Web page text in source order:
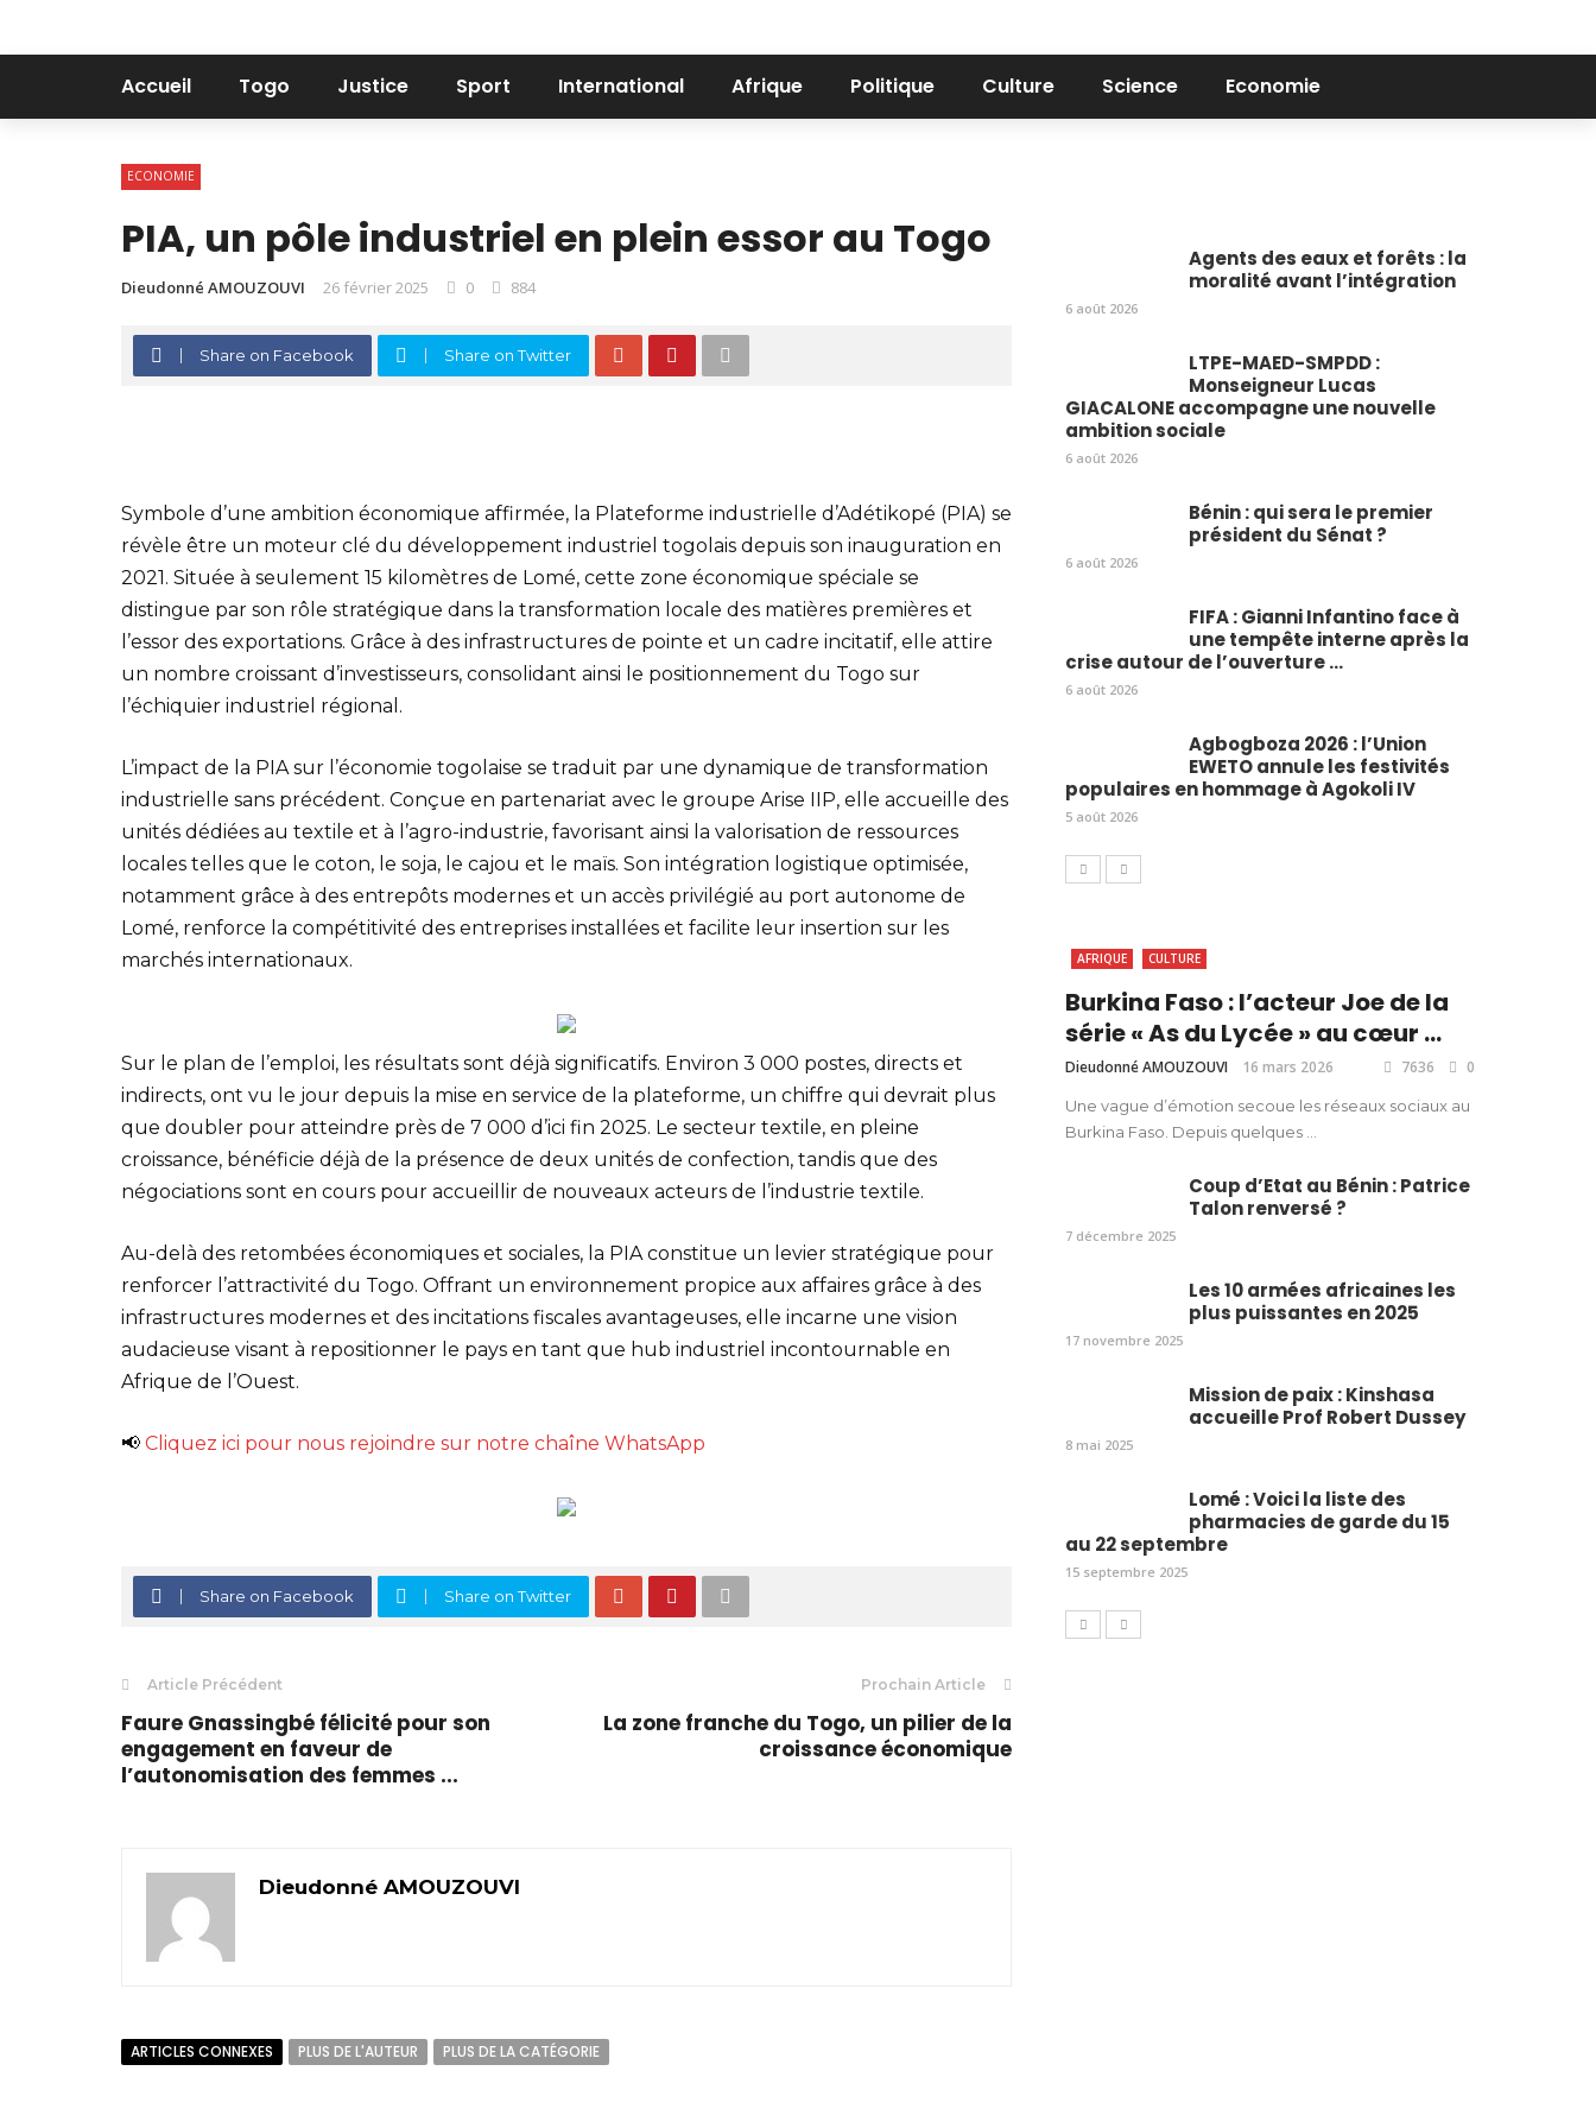
Accueil Togo Justice Sport International Afrique Politique Culture Science Economie
ECONOMIE
PIA, un pôle industriel en plein essor au Togo
Dieudonné AMOUZOUVI 26 février 2025 0 884
Share on Facebook Share on Twitter
Symbole d’une ambition économique affirmée, la Plateforme industrielle d’Adétikopé (PIA) se
révèle être un moteur clé du développement industriel togolais depuis son inauguration en
2021. Située à seulement 15 kilomètres de Lomé, cette zone économique spéciale se
distingue par son rôle stratégique dans la transformation locale des matières premières et
l’essor des exportations. Grâce à des infrastructures de pointe et un cadre incitatif, elle attire
un nombre croissant d’investisseurs, consolidant ainsi le positionnement du Togo sur
l’échiquier industriel régional.
L’impact de la PIA sur l’économie togolaise se traduit par une dynamique de transformation
industrielle sans précédent. Conçue en partenariat avec le groupe Arise IIP, elle accueille des
unités dédiées au textile et à l’agro-industrie, favorisant ainsi la valorisation de ressources
locales telles que le coton, le soja, le cajou et le maïs. Son intégration logistique optimisée,
notamment grâce à des entrepôts modernes et un accès privilégié au port autonome de
Lomé, renforce la compétitivité des entreprises installées et facilite leur insertion sur les
marchés internationaux.
Sur le plan de l’emploi, les résultats sont déjà significatifs. Environ 3 000 postes, directs et
indirects, ont vu le jour depuis la mise en service de la plateforme, un chiffre qui devrait plus
que doubler pour atteindre près de 7 000 d’ici fin 2025. Le secteur textile, en pleine
croissance, bénéficie déjà de la présence de deux unités de confection, tandis que des
négociations sont en cours pour accueillir de nouveaux acteurs de l’industrie textile.
Au-delà des retombées économiques et sociales, la PIA constitue un levier stratégique pour
renforcer l’attractivité du Togo. Offrant un environnement propice aux affaires grâce à des
infrastructures modernes et des incitations fiscales avantageuses, elle incarne une vision
audacieuse visant à repositionner le pays en tant que hub industriel incontournable en
Afrique de l’Ouest.
📢 Cliquez ici pour nous rejoindre sur notre chaîne WhatsApp
Share on Facebook Share on Twitter
Article Précédent
Faure Gnassingbé félicité pour son
engagement en faveur de
l’autonomisation des femmes ...
Prochain Article
La zone franche du Togo, un pilier de la
croissance économique
Dieudonné AMOUZOUVI
ARTICLES CONNEXES PLUS DE L'AUTEUR PLUS DE LA CATÉGORIE
Agents des eaux et forêts : la
moralité avant l’intégration
6 août 2026
LTPE-MAED-SMPDD :
Monseigneur Lucas
GIACALONE accompagne une nouvelle
ambition sociale
6 août 2026
Bénin : qui sera le premier
président du Sénat ?
6 août 2026
FIFA : Gianni Infantino face à
une tempête interne après la
crise autour de l’ouverture ...
6 août 2026
Agbogboza 2026 : l’Union
EWETO annule les festivités
populaires en hommage à Agokoli IV
5 août 2026
AFRIQUE CULTURE
Burkina Faso : l’acteur Joe de la
série « As du Lycée » au cœur ...
Dieudonné AMOUZOUVI 16 mars 2026 7636 0
Une vague d’émotion secoue les réseaux sociaux au
Burkina Faso. Depuis quelques ...
Coup d’Etat au Bénin : Patrice
Talon renversé ?
7 décembre 2025
Les 10 armées africaines les
plus puissantes en 2025
17 novembre 2025
Mission de paix : Kinshasa
accueille Prof Robert Dussey
8 mai 2025
Lomé : Voici la liste des
pharmacies de garde du 15
au 22 septembre
15 septembre 2025